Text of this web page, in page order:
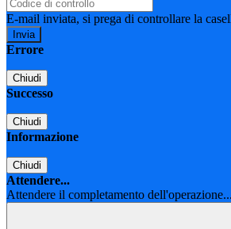
E-mail inviata, si prega di controllare la
Errore
Chiudi
Successo
Chiudi
Informazione
Chiudi
Attendere...
Attendere il completamento dell'operazione...